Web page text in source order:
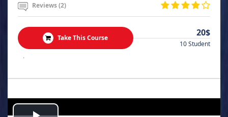
Reviews (2)
Take This Course 20$
10 Student
.